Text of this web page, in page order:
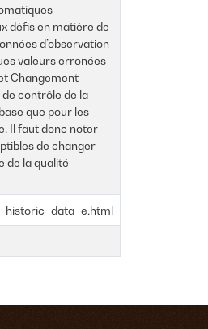
défis en matière de
d’observation
valeurs erronées
Changement
contrôle de la
que pour les
Il faut donc noter
de changer
de la qualité